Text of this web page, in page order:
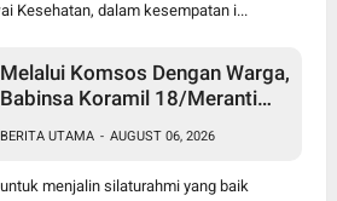
Kesehatan, dalam kesempatan i...
Melalui Komsos Dengan Warga,
Babinsa Koramil 18/Meranti
Jaga ebersihan Dan Kamtibmas
BERITA UTAMA - AUGUST 06, 2026
menjalin silaturahmi yang baik